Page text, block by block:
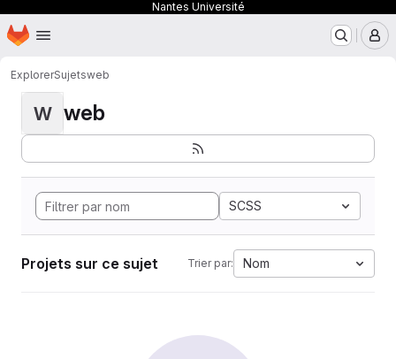
Nantes Université
Passer au contenu principal
Page d'accueil
ExplorerSujetsweb
W web
SCSS
Projets sur ce sujet Trier par: Nom